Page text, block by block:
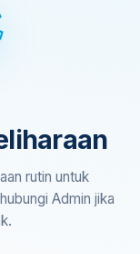
rutin untuk
Admin jika